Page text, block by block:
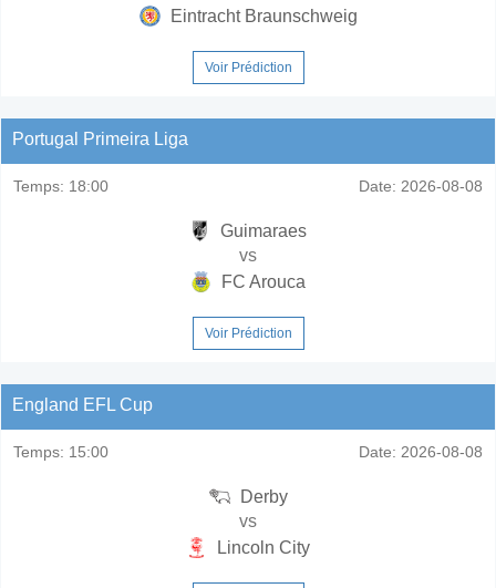
Eintracht Braunschweig
Voir Prédiction
Portugal Primeira Liga
Temps: 18:00 Date: 2026-08-08
Guimaraes
vs
FC Arouca
Voir Prédiction
England EFL Cup
Temps: 15:00 Date: 2026-08-08
Derby
vs
Lincoln City